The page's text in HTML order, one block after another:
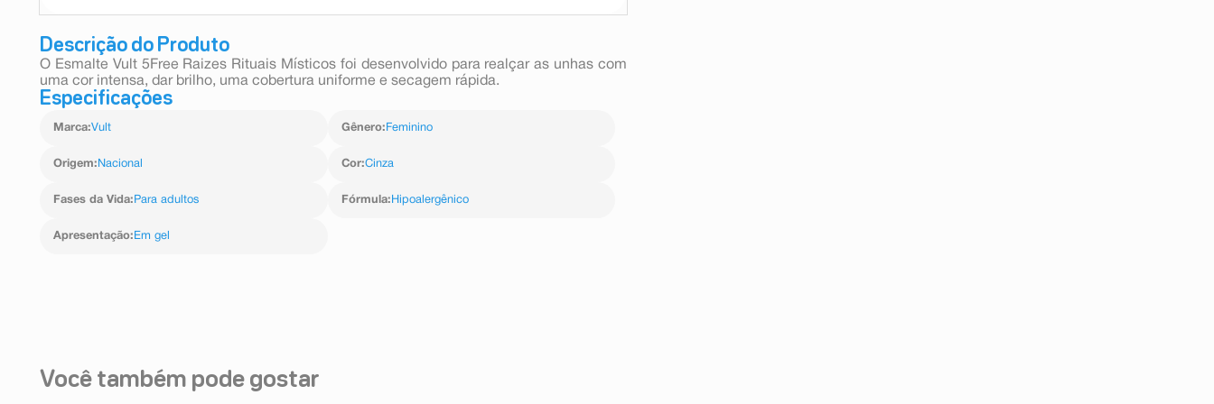
Descrição do Produto
O Esmalte Vult 5Free Raizes Rituais Místicos foi desenvolvido para realçar as unhas com
uma cor intensa, dar brilho, uma cobertura uniforme e secagem rápida.
Especificações
Marca:Vult Gênero: Feminino
Origem: Nacional Cor:Cinza
Fases da Vida: Para adultos Fórmula: Hipoalergênico
Apresentação: Em gel
Você também pode gostar